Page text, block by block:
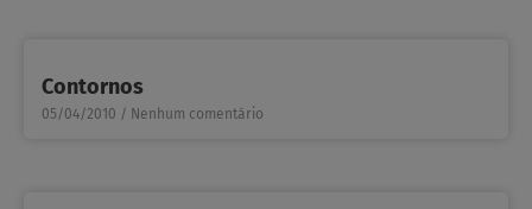
Contornos
05/04/2010 Nenhum comentário